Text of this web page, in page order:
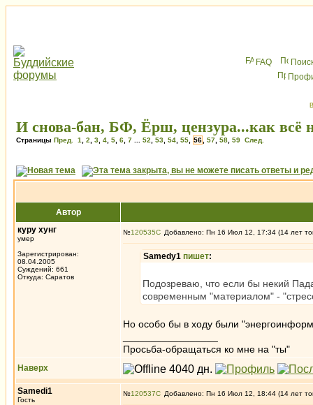
FAQ
И снова-бан, БФ, Ёрш, цензура...как всё
Страницы Пред. 1 2 3 4 5 6 7 52 53 54 55 56 57 58 59 След.
Автор
куру хунг
умер
Зарегистрирован:
08.04.2005
Суждений: 661
Откуда: Саратов
№120535 Добавлено: Пн 16 Июл 12, 17:34 (14 лет
Samedy1 пишет:
Подозреваю, что если бы некий
современным "материалом" -
Но особо бы в ходу были
Просьба-обращаться ко мне на "ты"
Наверх
Samedi1
Гость
№120537 Добавлено: Пн 16 Июл 12, 18:44 (14 лет